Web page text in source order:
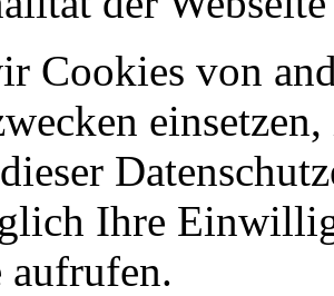
Cookies von
Ihre
aufrufen.